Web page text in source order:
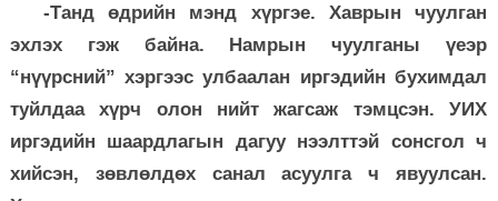
-Танд өдрийн мэнд хүргэе. Хаврын чуулган
эхлэх гэж байна. Намрын чуулганы үеэр
“нүүрсний” хэргээс улбаалан иргэдийн бухимдал
туйлдаа хүрч олон нийт жагсаж тэмцсэн. УИХ
иргэдийн шаардлагын дагуу нээлттэй сонсгол ч
хийсэн, зөвлөлдөх санал асуулга ч явуулсан.